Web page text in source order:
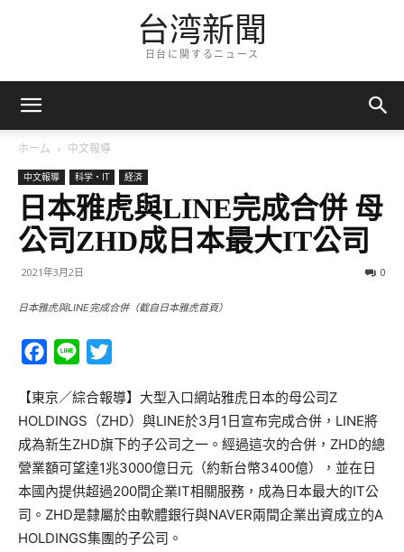
台湾新聞
日台に関するニュース
ホーム 中文報導
中文報導 科学・IT 経済
日本雅虎與LINE完成合併 母
公司ZHD成日本最大IT公司
2021年3月2日 0
日本雅虎與LINE完成合併（截自日本雅虎首頁）
Facebook
Line
【東京／綜合報導】大型入口網站雅虎日本的母公司Z
HOLDINGS（ZHD）與LINE於3月1日宣布完成合併，LINE將
成為新生ZHD旗下的子公司之一。經過這次的合併，ZHD的總
營業額可望達1兆3000億日元（約新台幣3400億），並在日
本國內提供超過200間企業IT相關服務，成為日本最大的IT公
司。ZHD是隸屬於由軟體銀行與NAVER兩間企業出資成立的A
HOLDINGS集團的子公司。